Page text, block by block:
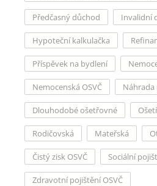
Předčasný důchod Invalidní
Hypoteční kalkulačka
Příspěvek na bydlení
Nemocenská OSVČ Náhrada
Dlouhodobé ošetřovné
Rodičovská Mateřská
Čistý zisk OSVČ Sociální
Zdravotní pojištění OSVČ